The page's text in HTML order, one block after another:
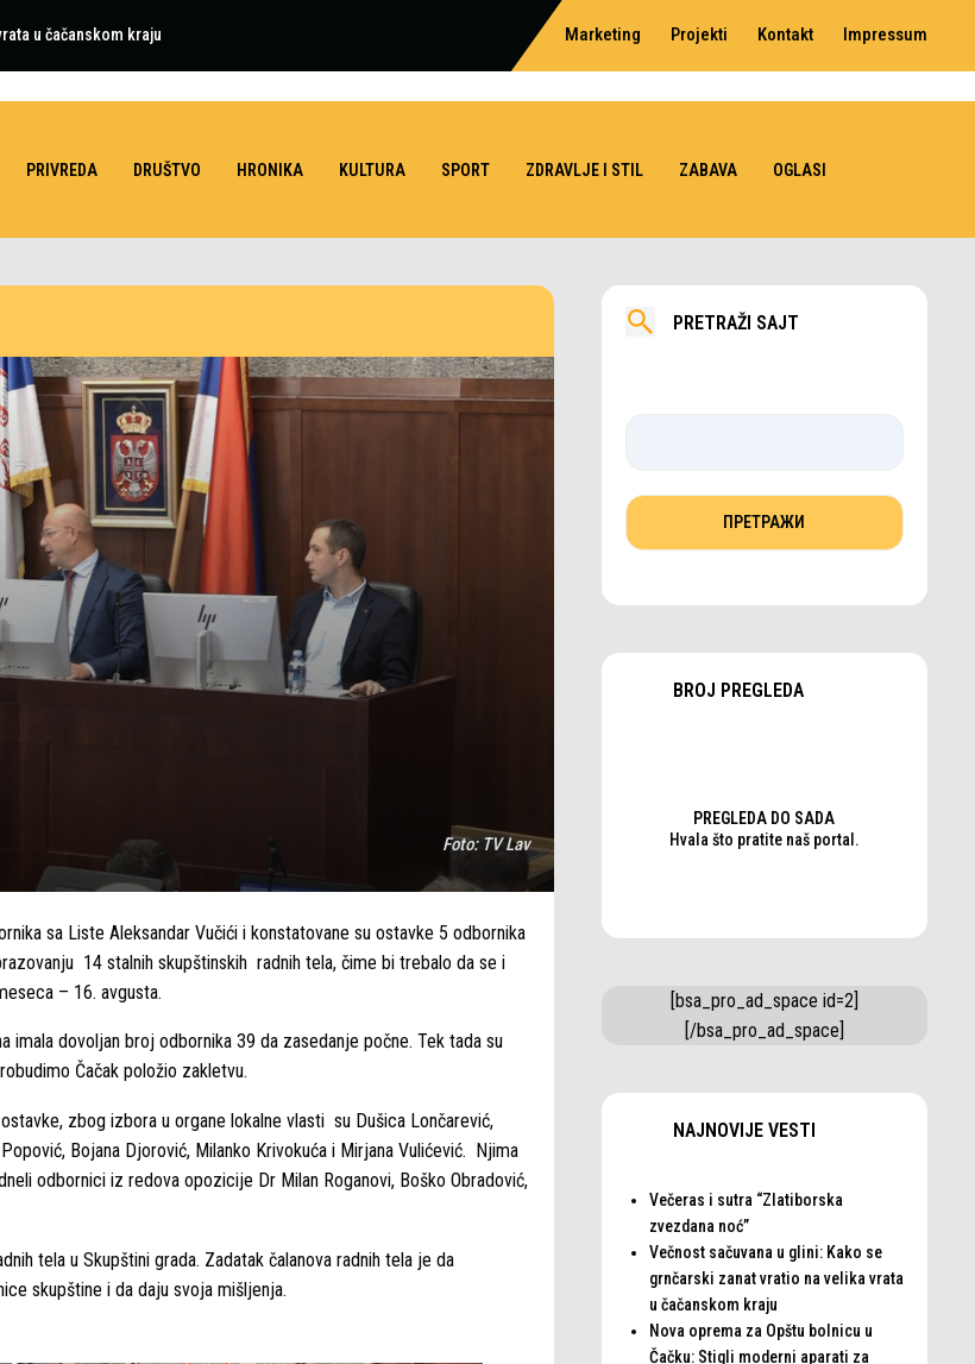
u čačanskom kraju Marketing Projekti Kontakt Impressum
PRIVREDA DRUŠTVO HRONIKA KULTURA SPORT ZDRAVLJE I STIL ZABAVA OGLASI
Foto: TV Lav
sa Liste Aleksandar Vučići i konstatovane su ostavke 5 odbornika
14 stalnih skupštinskih radnih tela, čime bi trebalo da se i
– 16. avgusta.
dovoljan broj odbornika 39 da zasedanje počne. Tek tada su
Čačak položio zakletvu.
zbog izbora u organe lokalne vlasti su Dušica Lončarević,
Bojana Djorović, Milanko Krivokuća i Mirjana Vulićević. Njima
odbornici iz redova opozicije Dr Milan Roganovi, Boško Obradović,
tela u Skupštini grada. Zadatak čalanova radnih tela je da
skupštine i da daju svoja mišljenja.
PRETRAŽI SAJT
BROJ PREGLEDA
PREGLEDA DO SADA
Hvala što pratite naš portal.
[bsa_pro_ad_space id=2]
[/bsa_pro_ad_space]
NAJNOVIJE VESTI
Večeras i sutra “Zlatiborska
zvezdana noć”
Večnost sačuvana u glini: Kako se
grnčarski zanat vratio na velika vrata
u čačanskom kraju
Nova oprema za Opštu bolnicu u
Čačku: Stigli moderni aparati za